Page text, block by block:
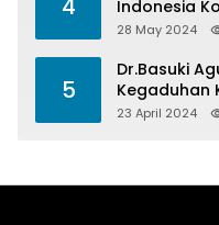
4
Indonesia
Barometer
28 May 2024
5
Dr.Basuki
Kegaduhan
Pesta Politik
23 April 2024